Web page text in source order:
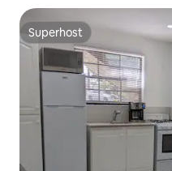
Superhost
Superhost